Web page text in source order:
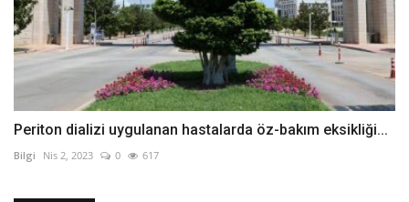
Periton dializi uygulanan hastalarda öz-bakım eksikliği...
Bilgi Nis 2, 2023 0 617